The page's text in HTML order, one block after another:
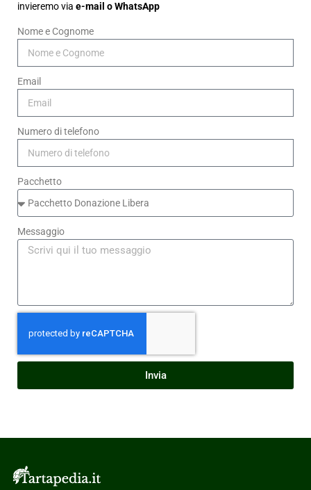
invieremo via e-mail o WhatsApp
Nome e Cognome
Email
Numero di telefono
Pacchetto
Messaggio
Invia